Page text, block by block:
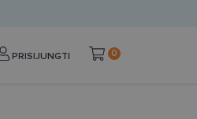
PRISIJUNGTI 0